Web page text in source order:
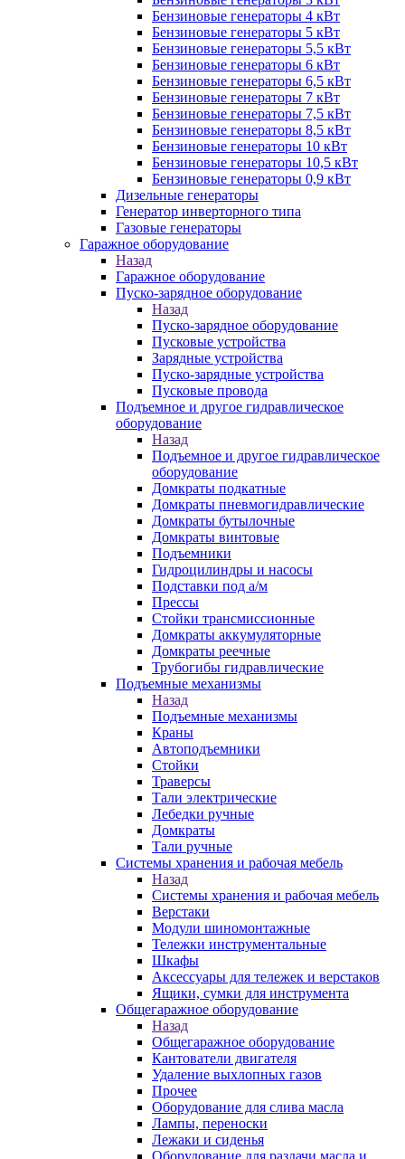
Бензиновые генераторы 4 кВт
Бензиновые генераторы 5 кВт
Бензиновые генераторы 5,5 кВт
Бензиновые генераторы 6 кВт
Бензиновые генераторы 6,5 кВт
Бензиновые генераторы 7 кВт
Бензиновые генераторы 7,5 кВт
Бензиновые генераторы 8,5 кВт
Бензиновые генераторы 10 кВт
Бензиновые генераторы 10,5 кВт
Бензиновые генераторы 0,9 кВт
Дизельные генераторы
Генератор инверторного типа
Газовые генераторы
Гаражное оборудование
Назад
Гаражное оборудование
Пуско-зарядное оборудование
Назад
Пуско-зарядное оборудование
Пусковые устройства
Зарядные устройства
Пуско-зарядные устройства
Пусковые провода
Подъемное и другое гидравлическое
оборудование
Назад
Подъемное и другое гидравлическое
оборудование
Домкраты подкатные
Домкраты пневмогидравлические
Домкраты бутылочные
Домкраты винтовые
Подъемники
Гидроцилиндры и насосы
Подставки под а/м
Прессы
Стойки трансмиссионные
Домкраты аккумуляторные
Домкраты реечные
Трубогибы гидравлические
Подъемные механизмы
Назад
Подъемные механизмы
Краны
Автоподъемники
Стойки
Траверсы
Тали электрические
Лебедки ручные
Домкраты
Тали ручные
Системы хранения и рабочая мебель
Назад
Системы хранения и рабочая мебель
Верстаки
Модули шиномонтажные
Тележки инструментальные
Шкафы
Аксессуары для тележек и верстаков
Ящики, сумки для инструмента
Общегаражное оборудование
Назад
Общегаражное оборудование
Кантователи двигателя
Удаление выхлопных газов
Прочее
Оборудование для слива масла
Лампы, переноски
Лежаки и сиденья
Оборудование для раздачи масла и